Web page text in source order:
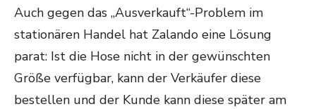
Auch gegen das „Ausverkauft“-Problem im
stationären Handel hat Zalando eine Lösung
parat: Ist die Hose nicht in der gewünschten
Größe verfügbar, kann der Verkäufer diese
bestellen und der Kunde kann diese später am